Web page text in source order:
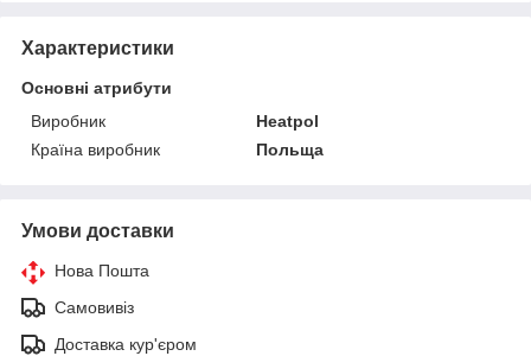
Характеристики
Основні атрибути
Виробник
Heatpol
Країна виробник
Польща
Умови доставки
Нова Пошта
Самовивіз
Доставка кур'єром